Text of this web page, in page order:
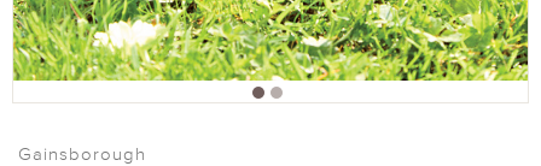
Gainsborough